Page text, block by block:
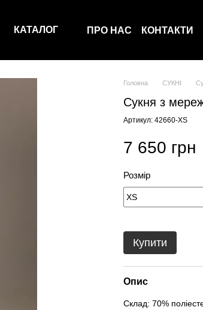
КАТАЛОГ ПРО НАС КОНТАКТИ
Головна СУКНІ
Сукня з
Артикул: 42660-XS
7 650 грн
Розмір
Купити
Опис
Склад: 70%